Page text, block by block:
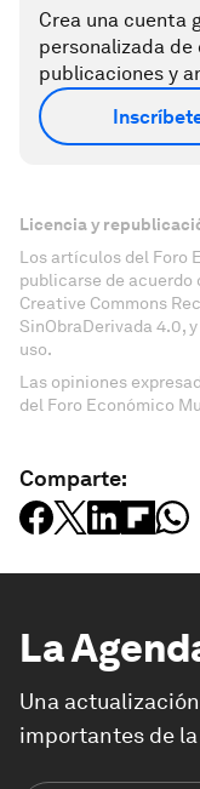
Crea una cuenta
personalizada
publicaciones y
Licencia y
Los artículos del Foro
publicarse de
Creative Commons
SinObraDerivada 4.0,
uso.
Las opiniones
del Foro Económico
Comparte:
La
Una
importantes de